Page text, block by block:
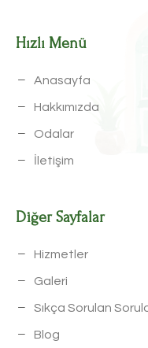
Hızlı Menü
Anasayfa
Hakkımızda
Odalar
İletişim
Diğer Sayfalar
Hizmetler
Galeri
Sıkça Sorulan
Blog